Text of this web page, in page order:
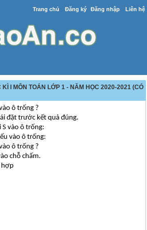
Trang chủ Đăng ký Đăng nhập Liên hệ
KÌ I MÔN TOÁN LỚP 1 - NĂM HỌC 2020-2021 (CÓ
ô trống ?
đặt trước kết quả đúng.
S vào ô trống:
vào ô trống:
ô trống ?
chỗ chấm.
hợp